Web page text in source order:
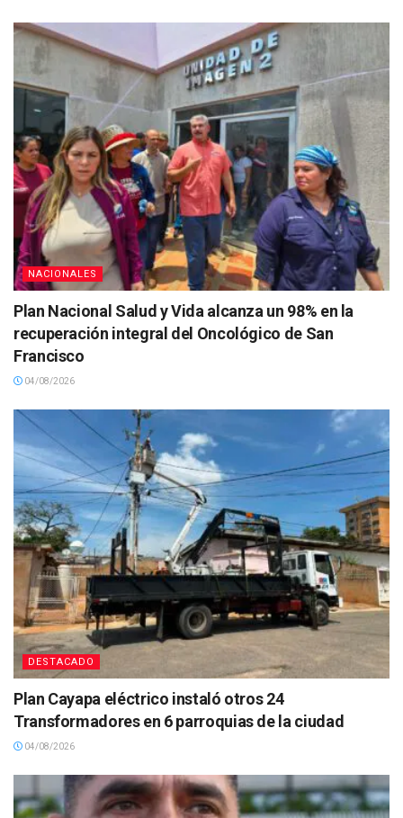
NACIONALES
Plan Nacional Salud y Vida alcanza un 98% en la
recuperación integral del Oncológico de San
Francisco
04/08/2026
DESTACADO
Plan Cayapa eléctrico instaló otros 24
Transformadores en 6 parroquias de la ciudad
04/08/2026